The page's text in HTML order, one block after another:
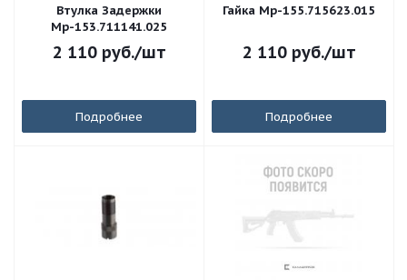
Втулка Задержки
Мр-153.711141.025
2 110руб./шт
Подробнее
Гайка Мр-155.715623.015
2 110руб./шт
Подробнее